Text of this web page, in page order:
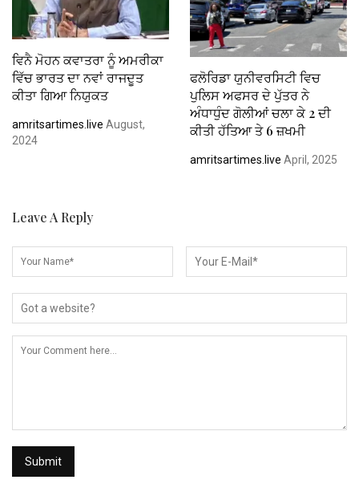
ਵਿਨੈ ਮੋਹਨ ਕਵਾਤਰਾ ਨੂੰ ਅਮਰੀਕਾ
ਵਿੱਚ ਭਾਰਤ ਦਾ ਨਵਾਂ ਰਾਜਦੂਤ
ਕੀਤਾ ਗਿਆ ਨਿਯੁਕਤ
amritsartimes.live August,
2024
ਫਲੋਰਿਡਾ ਯੁਨੀਵਰਸਿਟੀ ਵਿਚ
ਪੁਲਿਸ ਅਫਸਰ ਦੇ ਪੁੱਤਰ ਨੇ
ਅੰਧਾਧੁੰਦ ਗੋਲੀਆਂ ਚਲਾ ਕੇ 2 ਦੀ
ਕੀਤੀ ਹੱਤਿਆ ਤੇ 6 ਜ਼ਖਮੀ
amritsartimes.live April, 2025
Leave A Reply